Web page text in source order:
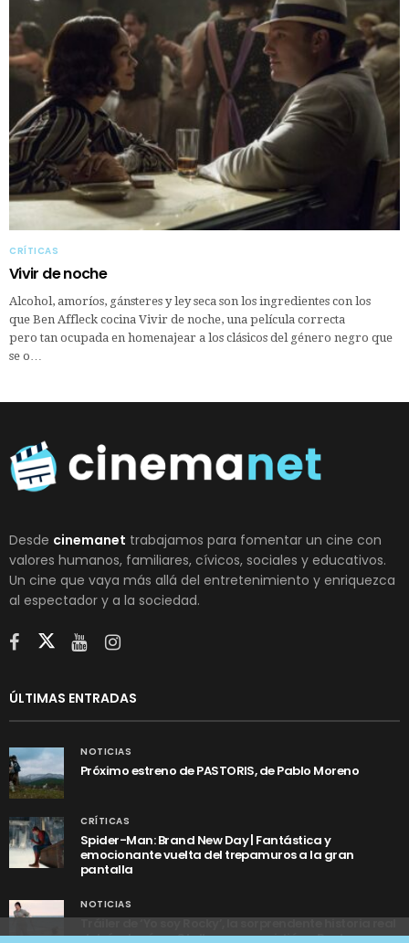
CRÍTICAS
Vivir de noche
Alcohol, amoríos, gánsteres y ley seca son los ingredientes con los
que Ben Affleck cocina Vivir de noche, una película correcta
pero tan ocupada en homenajear a los clásicos del género negro que
se o…
Desde cinemanet trabajamos para fomentar un cine con
valores humanos, familiares, cívicos, sociales y educativos.
Un cine que vaya más allá del entretenimiento y enriquezca
al espectador y a la sociedad.
ÚLTIMAS ENTRADAS
NOTICIAS
Próximo estreno de PASTORIS, de Pablo Moreno
CRÍTICAS
Spider-Man: Brand New Day | Fantástica y
emocionante vuelta del trepamuros a la gran
pantalla
NOTICIAS
Tráiler de ‘Yo soy Rocky’, la sorprendente historia real
detrás de cómo Stallone se convirtió en Rocky